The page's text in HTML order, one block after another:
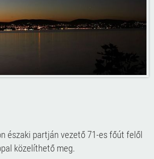
északi partján vezető 71-es főút felől
közelíthető meg.